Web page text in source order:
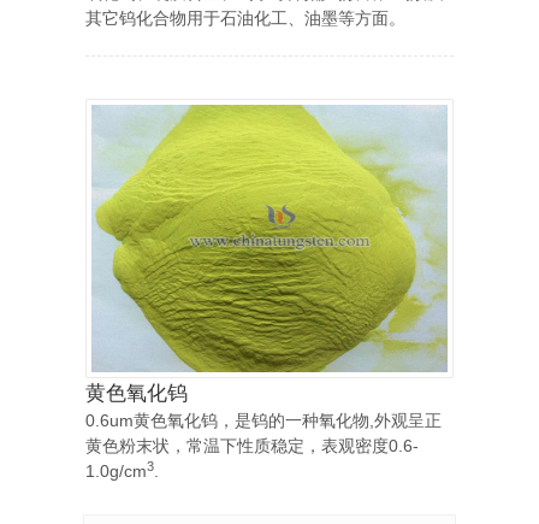
其它钨化合物用于石油化工、油墨等方面。
黄色氧化钨
0.6um黄色氧化钨，是钨的一种氧化物,外观呈正
黄色粉末状，常温下性质稳定，表观密度0.6-
1.0g/cm3.